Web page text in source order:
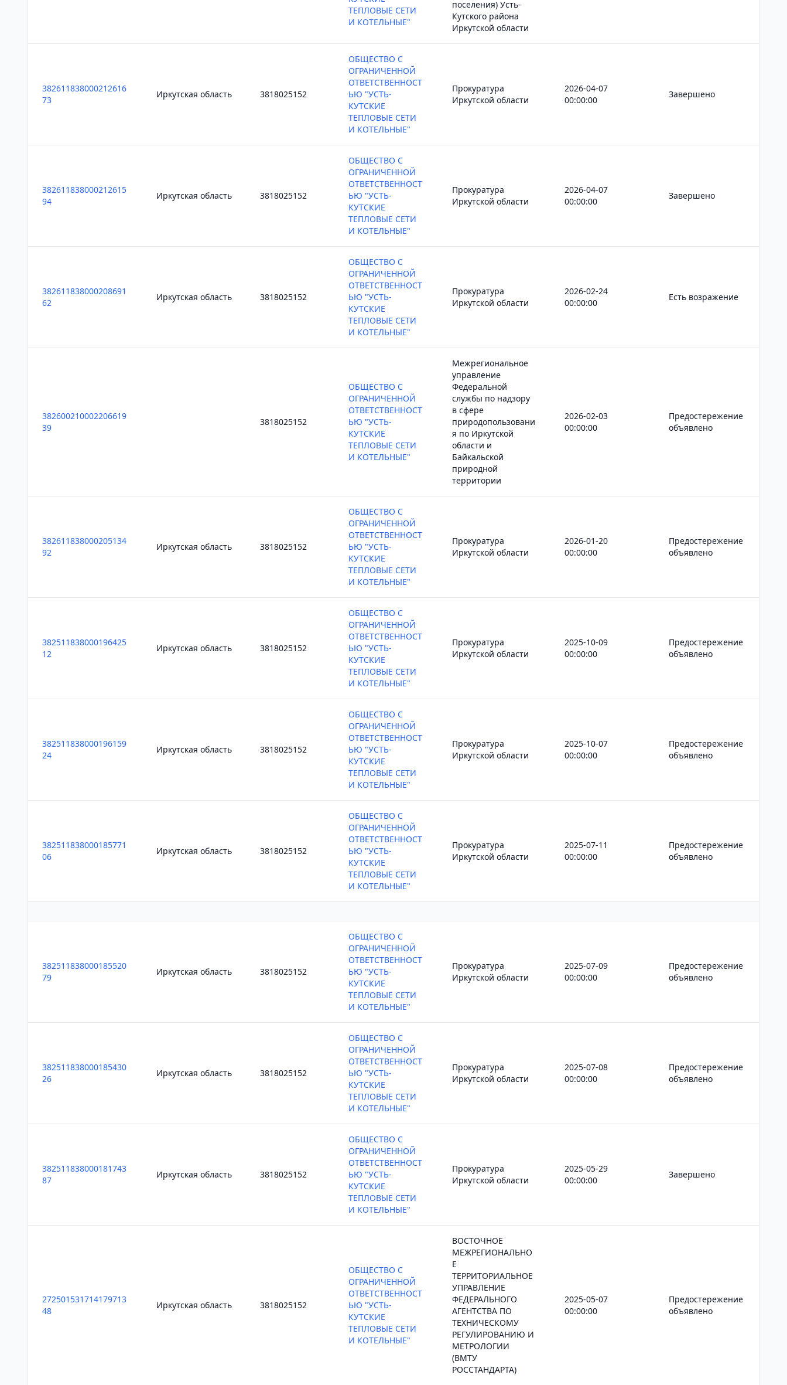
ТЕПЛОВЫЕ СЕТИ
И КОТЕЛЬНЫЕ"
поселения) Усть-
Кутского района
Иркутской области
382611838000212616
73
Иркутская область 3818025152
ОБЩЕСТВО С
ОГРАНИЧЕННОЙ
ОТВЕТСТВЕННОСТ
ЬЮ "УСТЬ-
КУТСКИЕ
ТЕПЛОВЫЕ СЕТИ
И КОТЕЛЬНЫЕ"
Прокуратура
Иркутской области
2026-04-07
00:00:00
Завершено
382611838000212615
94
Иркутская область 3818025152
ОБЩЕСТВО С
ОГРАНИЧЕННОЙ
ОТВЕТСТВЕННОСТ
ЬЮ "УСТЬ-
КУТСКИЕ
ТЕПЛОВЫЕ СЕТИ
И КОТЕЛЬНЫЕ"
Прокуратура
Иркутской области
2026-04-07
00:00:00
Завершено
382611838000208691
62
Иркутская область 3818025152
ОБЩЕСТВО С
ОГРАНИЧЕННОЙ
ОТВЕТСТВЕННОСТ
ЬЮ "УСТЬ-
КУТСКИЕ
ТЕПЛОВЫЕ СЕТИ
И КОТЕЛЬНЫЕ"
Прокуратура
Иркутской области
2026-02-24
00:00:00
Есть возражение
382600210002206619
39
3818025152
ОБЩЕСТВО С
ОГРАНИЧЕННОЙ
ОТВЕТСТВЕННОСТ
ЬЮ "УСТЬ-
КУТСКИЕ
ТЕПЛОВЫЕ СЕТИ
И КОТЕЛЬНЫЕ"
Межрегиональное
управление
Федеральной
службы по надзору
в сфере
природопользовани
я по Иркутской
области и
Байкальской
природной
территории
2026-02-03
00:00:00
Предостережение
объявлено
382611838000205134
92
Иркутская область 3818025152
ОБЩЕСТВО С
ОГРАНИЧЕННОЙ
ОТВЕТСТВЕННОСТ
ЬЮ "УСТЬ-
КУТСКИЕ
ТЕПЛОВЫЕ СЕТИ
И КОТЕЛЬНЫЕ"
Прокуратура
Иркутской области
2026-01-20
00:00:00
Предостережение
объявлено
382511838000196425
12
Иркутская область 3818025152
ОБЩЕСТВО С
ОГРАНИЧЕННОЙ
ОТВЕТСТВЕННОСТ
ЬЮ "УСТЬ-
КУТСКИЕ
ТЕПЛОВЫЕ СЕТИ
И КОТЕЛЬНЫЕ"
Прокуратура
Иркутской области
2025-10-09
00:00:00
Предостережение
объявлено
382511838000196159
24
Иркутская область 3818025152
ОБЩЕСТВО С
ОГРАНИЧЕННОЙ
ОТВЕТСТВЕННОСТ
ЬЮ "УСТЬ-
КУТСКИЕ
ТЕПЛОВЫЕ СЕТИ
И КОТЕЛЬНЫЕ"
Прокуратура
Иркутской области
2025-10-07
00:00:00
Предостережение
объявлено
382511838000185771
06
Иркутская область 3818025152
ОБЩЕСТВО С
ОГРАНИЧЕННОЙ
ОТВЕТСТВЕННОСТ
ЬЮ "УСТЬ-
КУТСКИЕ
ТЕПЛОВЫЕ СЕТИ
И КОТЕЛЬНЫЕ"
Прокуратура
Иркутской области
2025-07-11
00:00:00
Предостережение
объявлено
382511838000185520
79
Иркутская область 3818025152
ОБЩЕСТВО С
ОГРАНИЧЕННОЙ
ОТВЕТСТВЕННОСТ
ЬЮ "УСТЬ-
КУТСКИЕ
ТЕПЛОВЫЕ СЕТИ
И КОТЕЛЬНЫЕ"
Прокуратура
Иркутской области
2025-07-09
00:00:00
Предостережение
объявлено
382511838000185430
26
Иркутская область 3818025152
ОБЩЕСТВО С
ОГРАНИЧЕННОЙ
ОТВЕТСТВЕННОСТ
ЬЮ "УСТЬ-
КУТСКИЕ
ТЕПЛОВЫЕ СЕТИ
И КОТЕЛЬНЫЕ"
Прокуратура
Иркутской области
2025-07-08
00:00:00
Предостережение
объявлено
382511838000181743
87
Иркутская область 3818025152
ОБЩЕСТВО С
ОГРАНИЧЕННОЙ
ОТВЕТСТВЕННОСТ
ЬЮ "УСТЬ-
КУТСКИЕ
ТЕПЛОВЫЕ СЕТИ
И КОТЕЛЬНЫЕ"
Прокуратура
Иркутской области
2025-05-29
00:00:00
Завершено
272501531714179713
48
Иркутская область 3818025152
ОБЩЕСТВО С
ОГРАНИЧЕННОЙ
ОТВЕТСТВЕННОСТ
ЬЮ "УСТЬ-
КУТСКИЕ
ТЕПЛОВЫЕ СЕТИ
И КОТЕЛЬНЫЕ"
ВОСТОЧНОЕ
МЕЖРЕГИОНАЛЬНО
Е
ТЕРРИТОРИАЛЬНОЕ
УПРАВЛЕНИЕ
ФЕДЕРАЛЬНОГО
АГЕНТСТВА ПО
ТЕХНИЧЕСКОМУ
РЕГУЛИРОВАНИЮ И
МЕТРОЛОГИИ
(ВМТУ
РОССТАНДАРТА)
2025-05-07
00:00:00
Предостережение
объявлено